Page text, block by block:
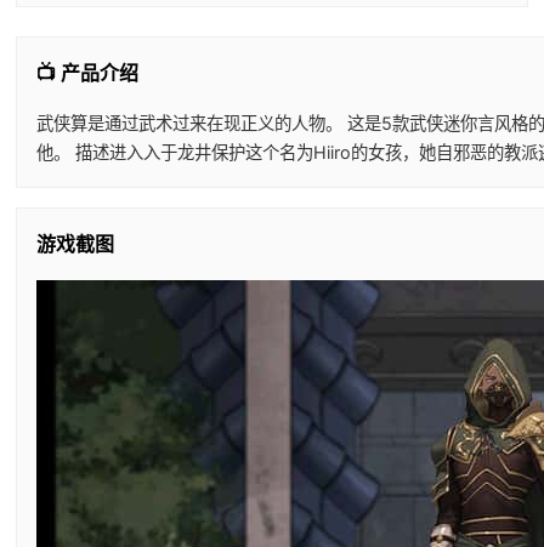
📺 产品介绍
武侠算是通过武术过来在现正义的人物。 这是5款武侠迷你言风格
他。 描述进入入于龙井保护这个名为Hiiro的女孩，她自邪恶的教
游戏截图